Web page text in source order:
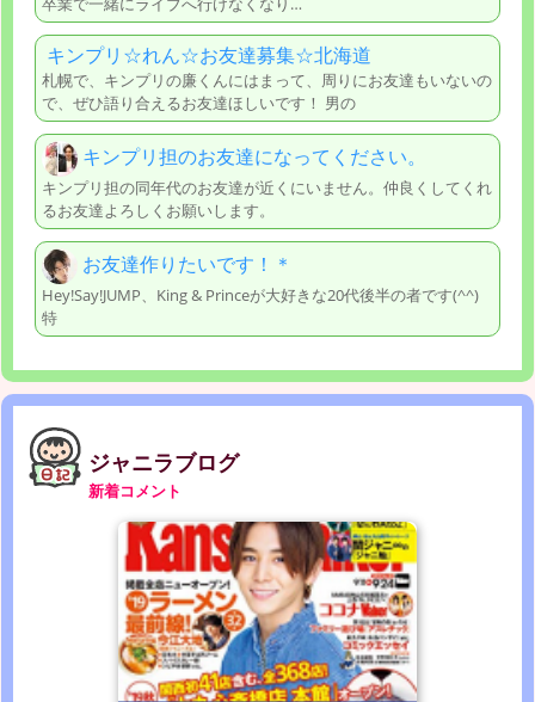
キンプリ☆れん☆お友達募集☆北海道
札幌で、キンプリの廉くんにはまって、周りにお友達もいないの
で、ぜひ語り合えるお友達ほしいです！ 男の
キンプリ担のお友達になってください。
キンプリ担の同年代のお友達が近くにいません。仲良くしてくれ
るお友達よろしくお願いします。
お友達作りたいです！＊
Hey!Say!JUMP、King & Princeが大好きな20代後半の者です(^^)
特
ジャニラブログ
新着コメント